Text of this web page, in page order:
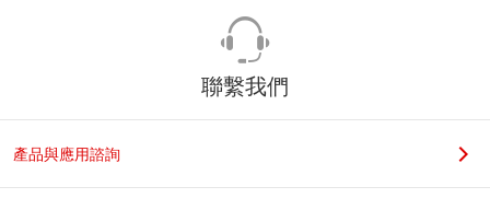
聯繫我們
產品與應用諮詢